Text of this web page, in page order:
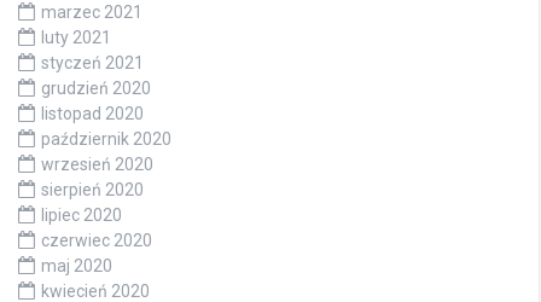
marzec 2021
luty 2021
styczeń 2021
grudzień 2020
listopad 2020
październik 2020
wrzesień 2020
sierpień 2020
lipiec 2020
czerwiec 2020
maj 2020
kwiecień 2020